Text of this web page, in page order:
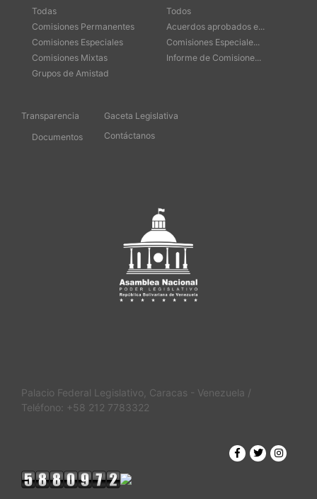
Todas
Comisiones Permanentes
Comisiones Especiales
Comisiones Mixtas
Grupos de Amistad
Todos
Acuerdos aprobados e...
Comisiones Especiale...
Informe de Comisione...
Transparencia
Documentos
Gaceta Legislativa
Contáctanos
Palacio Federal Legislativo, Caracas - Venezuela /
Teléfono: +58 212 7783322